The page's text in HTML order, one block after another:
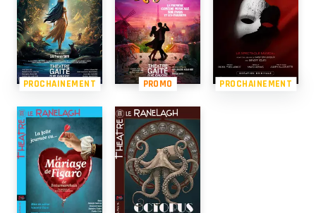
PROCHAINEMENT PROMO PROCHAINEMENT